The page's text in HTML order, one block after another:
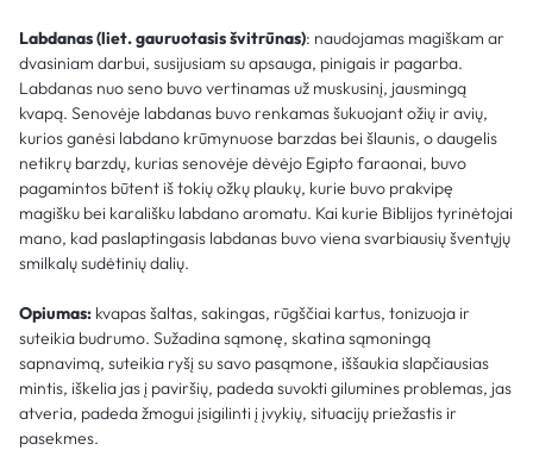
Labdanas (liet. gauruotasisšvitrūnas): naudojamas magiškam ar
dvasiniam darbui, susijusiam su apsauga, pinigais ir pagarba.
Labdanas nuo seno buvo vertinamas už muskusinį, jausmingą
kvapą. Senovėje labdanas buvo renkamas šukuojant ožių ir avių,
kurios ganėsi labdano krūmynuose barzdas bei šlaunis, o daugelis
netikrų barzdų, kurias senovėje dėvėjo Egipto faraonai, buvo
pagamintos būtent iš tokių ožkų plaukų, kurie buvo prakvipę
magišku bei karališku labdano aromatu. Kai kurie Biblijos tyrinėtojai
mano, kad paslaptingasis labdanas buvo viena svarbiausių šventųjų
smilkalų sudėtinių dalių.
Opiumas: kvapas šaltas, sakingas, rūgščiai kartus, tonizuoja ir
suteikia budrumo. Sužadina sąmonę, skatina sąmoningą
sapnavimą, suteikia ryšį su savo pasąmone, iššaukia slapčiausias
mintis, iškelia jas į paviršių, padeda suvokti gilumines problemas, jas
atveria, padeda žmogui įsigilinti į įvykių, situacijų priežastis ir
pasekmes.